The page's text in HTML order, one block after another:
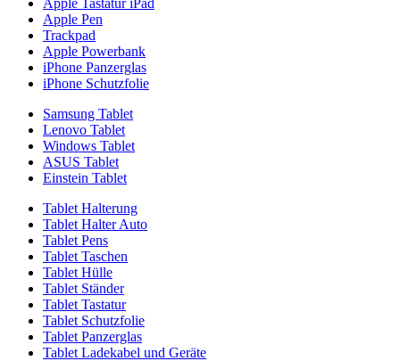
Apple Tastatur iPad
Apple Pen
Trackpad
Apple Powerbank
iPhone Panzerglas
iPhone Schutzfolie
Samsung Tablet
Lenovo Tablet
Windows Tablet
ASUS Tablet
Einstein Tablet
Tablet Halterung
Tablet Halter Auto
Tablet Pens
Tablet Taschen
Tablet Hülle
Tablet Ständer
Tablet Tastatur
Tablet Schutzfolie
Tablet Panzerglas
Tablet Ladekabel und Geräte